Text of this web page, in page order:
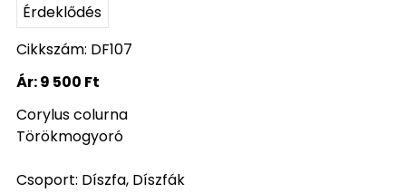
Érdeklődés
Cikkszám: DF107
Ár:9 500 Ft
Corylus colurna
Törökmogyoró
Csoport: Díszfa, Díszfák